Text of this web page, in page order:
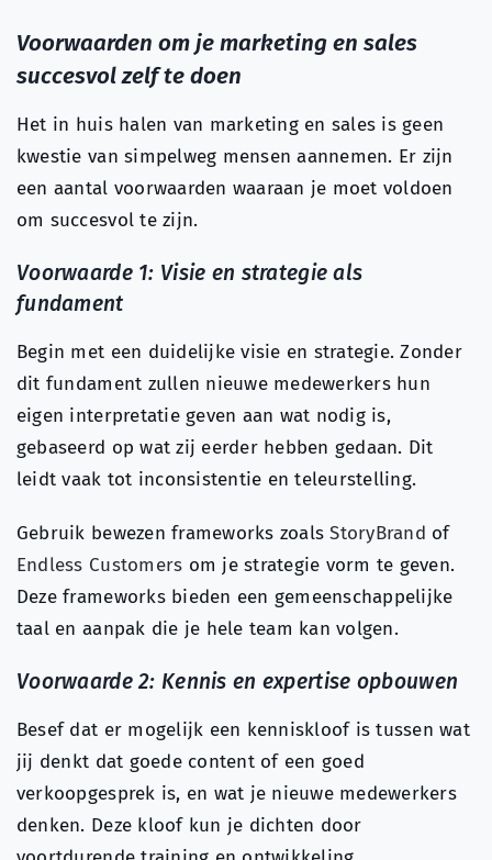
Voorwaarden om je marketing en sales
succesvol zelf te doen
Het in huis halen van marketing en sales is geen
kwestie van simpelweg mensen aannemen. Er zijn
een aantal voorwaarden waaraan je moet voldoen
om succesvol te zijn.
Voorwaarde 1: Visie en strategie als
fundament
Begin met een duidelijke visie en strategie. Zonder
dit fundament zullen nieuwe medewerkers hun
eigen interpretatie geven aan wat nodig is,
gebaseerd op wat zij eerder hebben gedaan. Dit
leidt vaak tot inconsistentie en teleurstelling.
Gebruik bewezen frameworks zoalsStoryBrand of
Endless Customers om je strategie vorm te geven.
Deze frameworks bieden een gemeenschappelijke
taal en aanpak die je hele team kan volgen.
Voorwaarde 2: Kennis en expertise opbouwen
Besef dat er mogelijk een kenniskloof is tussen wat
jij denkt dat goede content of een goed
verkoopgesprek is, en wat je nieuwe medewerkers
denken. Deze kloof kun je dichten door